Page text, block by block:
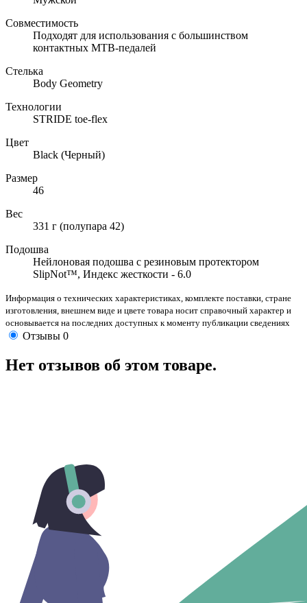
Совместимость
Подходят для использования с большинством
контактных MTB-педалей
Стелька
Body Geometry
Технологии
STRIDE toe-flex
Цвет
Black (Черный)
Размер
46
Вес
331 г (полупара 42)
Подошва
Нейлоновая подошва с резиновым протектором
SlipNot™, Индекс жесткости - 6.0
Информация о технических характеристиках, комплекте поставки, стране
изготовления, внешнем виде и цвете товара носит справочный характер и
основывается на последних доступных к моменту публикации сведениях
Отзывы 0
Нет отзывов об этом товаре.